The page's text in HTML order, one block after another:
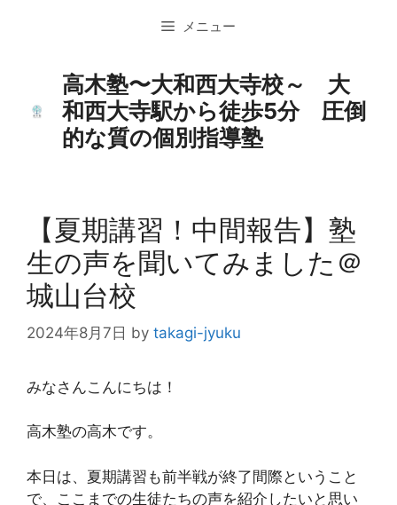
メニュー
高木塾〜大和西大寺校～ 大
和西大寺駅から徒歩5分 圧倒
的な質の個別指導塾
【夏期講習！中間報告】塾
生の声を聞いてみました＠
城山台校
2024年8月7日 by takagi-jyuku
みなさんこんにちは！
高木塾の高木です。
本日は、夏期講習も前半戦が終了間際ということ
で、ここまでの生徒たちの声を紹介したいと思い